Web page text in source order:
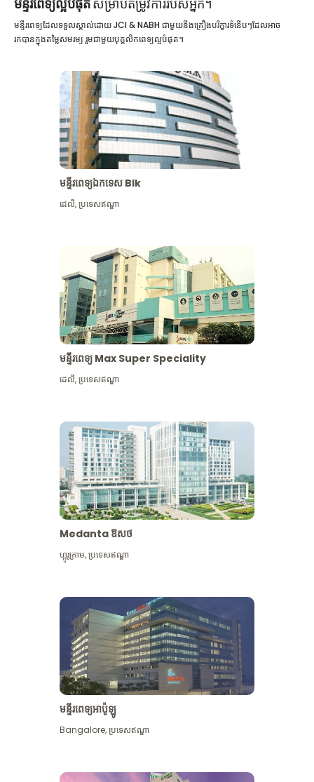
មន្ទីរពេទ្យល្អបំផុតសម្រាប់តម្រូវការរបស់អ្នក។
មើល​ច្រើន​ទៀត
មន្ទីរពេទ្យដែលទទួលស្គាល់ដោយ JCI & NABH ជាមួយនឹងគ្រឿងបរិក្ខារទំនើបៗដែលអាច
រកបានក្នុងតម្លៃសមរម្យ រួមជាមួយបុគ្គលិកពេទ្យល្អបំផុត។
មន្ទីរពេទ្យឯកទេស Blk
ដេលី,ប្រទេសឥណ្ឌា
មន្ទីរពេទ្យ Max Super Speciality
ដេលី,ប្រទេសឥណ្ឌា
Medanta ឱសថ
ហ្គូរូក្រាម,ប្រទេសឥណ្ឌា
មន្ទីរពេទ្យអាប៉ូឡូ
Bangalore,ប្រទេសឥណ្ឌា